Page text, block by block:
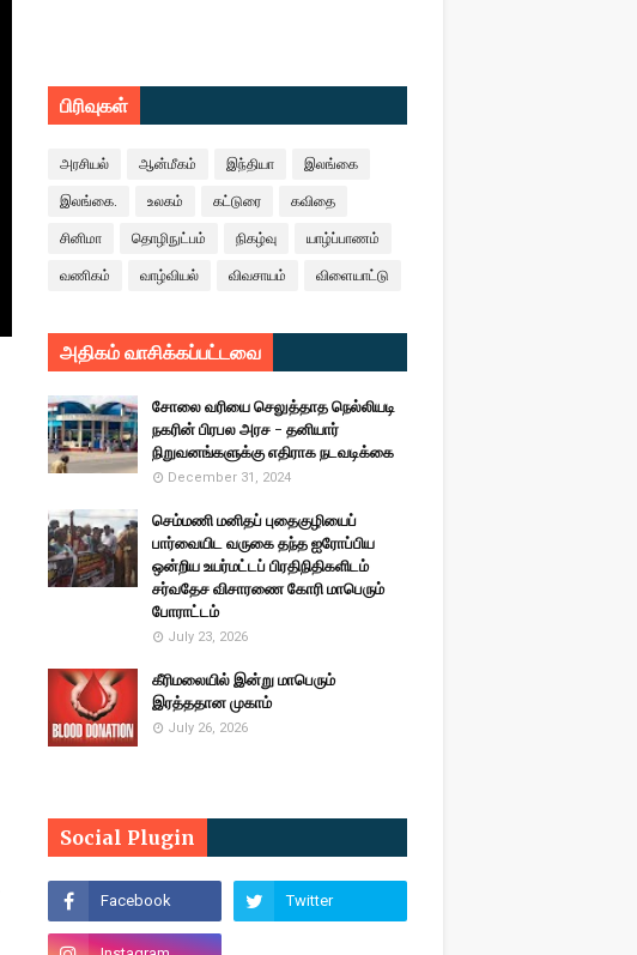
பிரிவுகள்
அரசியல் ஆன்மீகம் இந்தியா இலங்கை
இலங்கை. உலகம் கட்டுரை கவிதை
சினிமா தொழிநுட்பம் நிகழ்வு யாழ்ப்பாணம்
வணிகம் வாழ்வியல் விவசாயம் விளையாட்டு
அதிகம் வாசிக்கப்பட்டவை
சோலை வரியை செலுத்தாத நெல்லியடி
நகரின் பிரபல அரச - தனியார்
நிறுவனங்களுக்கு எதிராக நடவடிக்கை
December 31, 2024
செம்மணி மனிதப் புதைகுழியைப்
பார்வையிட வருகை தந்த ஐரோப்பிய
ஒன்றிய உயர்மட்டப் பிரதிநிதிகளிடம்
சர்வதேச விசாரணை கோரி மாபெரும்
போராட்டம்
July 23, 2026
கீரிமலையில் இன்று மாபெரும்
இரத்ததான முகாம்
July 26, 2026
Social Plugin